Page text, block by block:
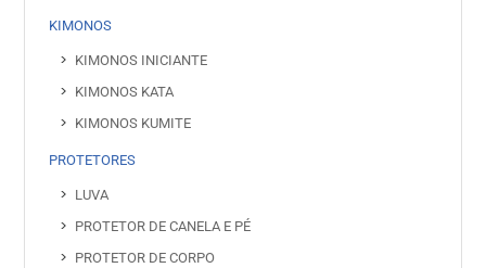
KIMONOS
KIMONOS INICIANTE
KIMONOS KATA
KIMONOS KUMITE
PROTETORES
LUVA
PROTETOR DE CANELA E PÉ
PROTETOR DE CORPO